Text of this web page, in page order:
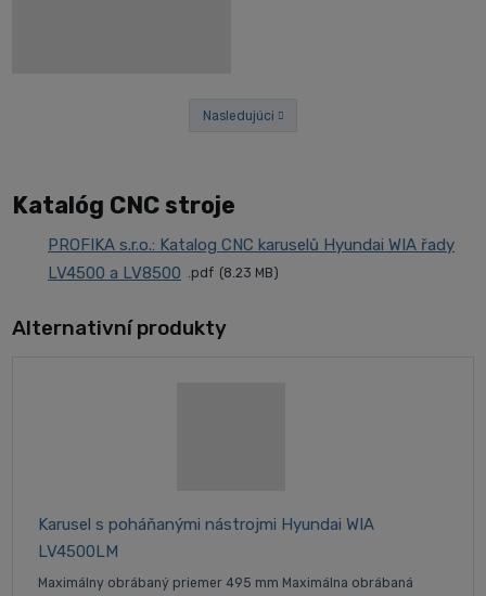
Nasledujúci
Katalóg CNC stroje
PROFIKA s.r.o.: Katalog CNC karuselů Hyundai WIA řady
LV4500 a LV8500
pdf 8.23 MB
Alternativní produkty
Karusel s poháňanými nástrojmi Hyundai WIA
LV4500LM
Maximálny obrábaný priemer 495 mm Maximálna obrábaná